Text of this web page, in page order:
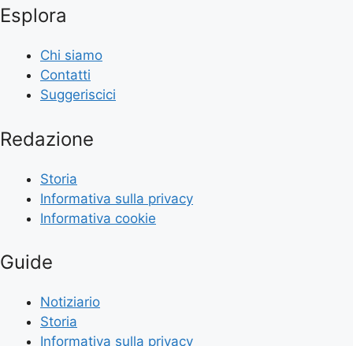
Esplora
Chi siamo
Contatti
Suggeriscici
Redazione
Storia
Informativa sulla privacy
Informativa cookie
Guide
Notiziario
Storia
Informativa sulla privacy